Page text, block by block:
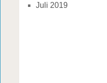
Juli 2019